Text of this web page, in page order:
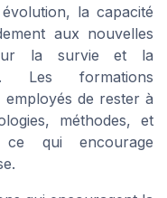
la capacité
aux nouvelles
la survie et la
Les formations
de rester à
méthodes, et
qui encourage